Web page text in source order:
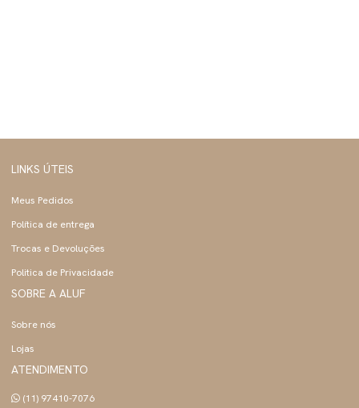
LINKS ÚTEIS
Meus Pedidos
Política de entrega
Trocas e Devoluções
Politica de Privacidade
SOBRE A ALUF
Sobre nós
Lojas
ATENDIMENTO
(11) 97410-7076